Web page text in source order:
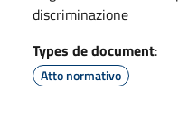
discriminazione
Types de document:
Atto normativo